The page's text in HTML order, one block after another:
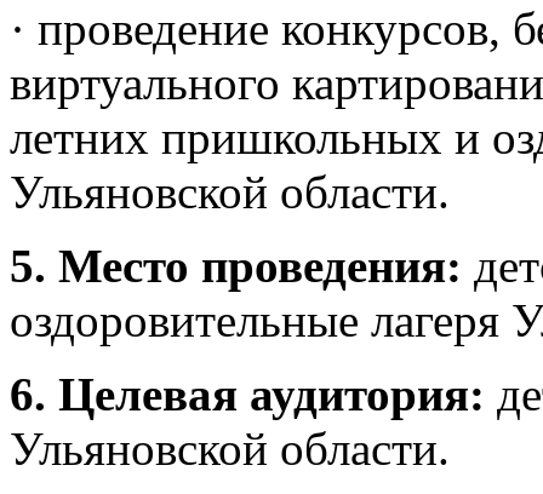
· проведение конкурсов,
виртуального
летних пришкольных и
Ульяновской области.
5. Место проведения:
оздоровительные лагеря
6. Целевая аудитория:
Ульяновской области.